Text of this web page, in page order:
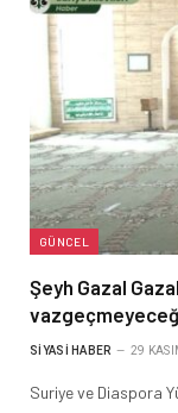
GÜNCEL
Şeyh Gazal
SIYASI HABER 29
Suriye ve Diaspora